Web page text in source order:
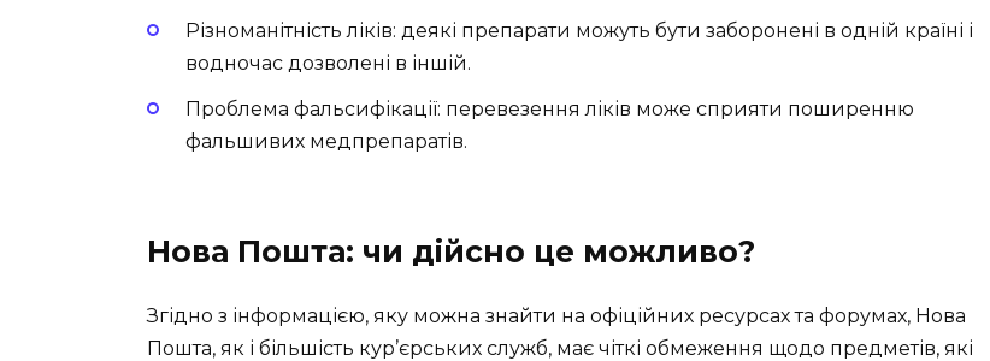
Різноманітність ліків: деякі препарати можуть бути заборонені в одній країні і
водночас дозволені в іншій.
Проблема фальсифікації: перевезення ліків може сприяти поширенню
фальшивих медпрепаратів.
Нова Пошта: чи дійсно це можливо?
Згідно з інформацією, яку можна знайти на офіційних ресурсах та форумах, Нова
Пошта, як і більшість кур’єрських служб, має чіткі обмеження щодо предметів, які